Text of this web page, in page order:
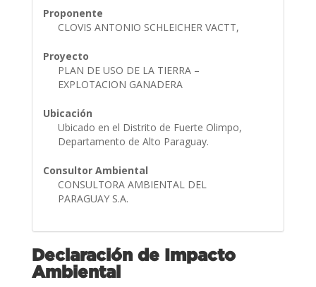
Proponente
CLOVIS ANTONIO SCHLEICHER VACTT,
Proyecto
PLAN DE USO DE LA TIERRA –
EXPLOTACION GANADERA
Ubicación
Ubicado en el Distrito de Fuerte Olimpo,
Departamento de Alto Paraguay.
Consultor Ambiental
CONSULTORA AMBIENTAL DEL
PARAGUAY S.A.
Declaración de Impacto
Ambiental